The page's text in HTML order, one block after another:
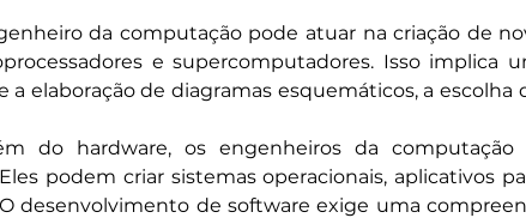
da computação pode atuar na criação de
e supercomputadores. Isso implica
a elaboração de diagramas esquemáticos, a
do hardware, os engenheiros da
podem criar sistemas operacionais, aplicativos
desenvolvimento de software exige uma